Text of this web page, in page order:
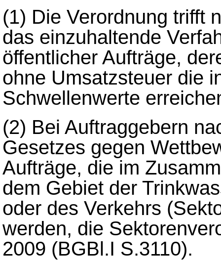
(1) Die Verordnung trifft
das einzuhaltende
öffentlicher Aufträge,
ohne Umsatzsteuer die
Schwellenwerte
(2) Bei Auftraggebern
Gesetzes gegen
Aufträge, die im
dem Gebiet der
oder des Verkehrs
werden, die
2009 (BGBl.I S.3110).